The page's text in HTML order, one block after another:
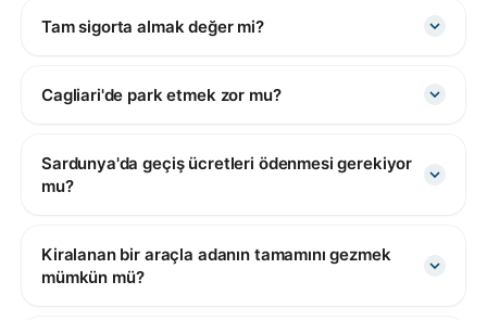
Tam sigorta almak değer mi?
Cagliari'de park etmek zor mu?
Sardunya'da geçiş ücretleri ödenmesi gerekiyor
mu?
Kiralanan bir araçla adanın tamamını gezmek
mümkün mü?